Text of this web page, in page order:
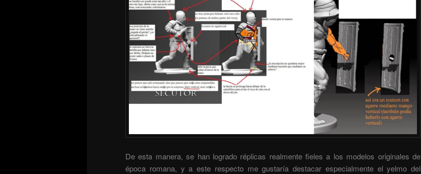
De esta manera, se han logrado réplicas realmente fieles a los modelos originales de
época romana, y a este respecto me gustaría destacar especialmente el yelmo del